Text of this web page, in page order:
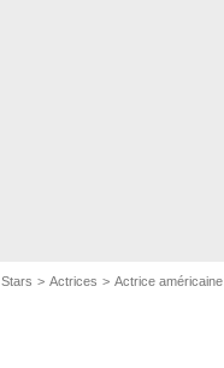
Stars Actrices Actrice américaine